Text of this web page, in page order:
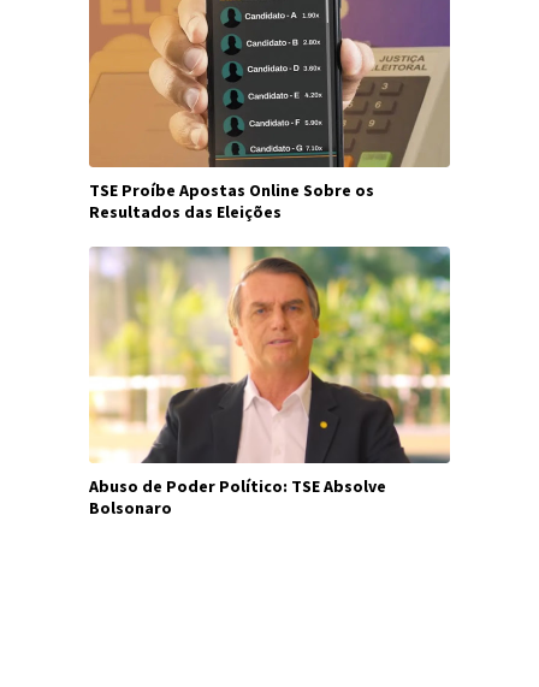
TSE Proíbe Apostas Online Sobre os
Resultados das Eleições
Abuso de Poder Político: TSE Absolve
Bolsonaro